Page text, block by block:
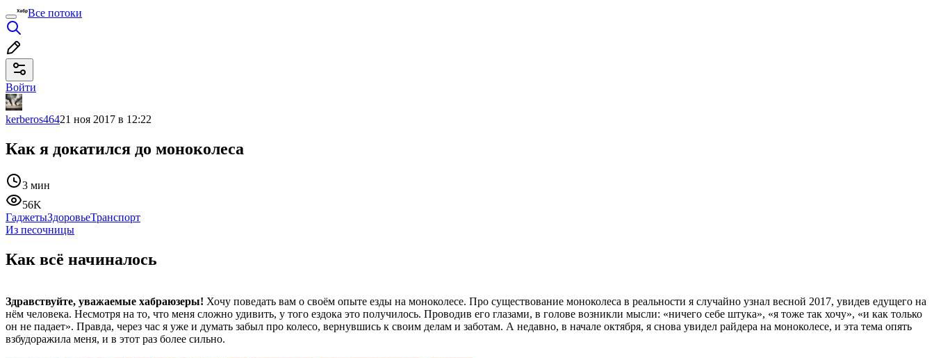
Все потоки
Войти
kerberos46421 ноя 2017 в 12:22
Как я докатился до моноколеса
3 мин
56K
ГаджетыЗдоровьеТранспорт
Из песочницы
Как всё начиналось
Здравствуйте, уважаемые хабраюзеры! Хочу поведать вам о своём опыте езды на моноколесе. Про существование моноколеса в реальности я случайно узнал весной 2017, увидев едущего на
нём человека. Несмотря на то, что меня сложно удивить, у того ездока это получилось. Проводив его глазами, в голове возникли мысли: «ничего себе штука», «я тоже так хочу», «и как только
он не падает». Правда, через час я уже и думать забыл про колесо, вернувшись к своим делам и заботам. А недавно, в начале октября, я снова увидел райдера на моноколесе, и эта тема опять
взбудоражила меня, и в этот раз более сильно.